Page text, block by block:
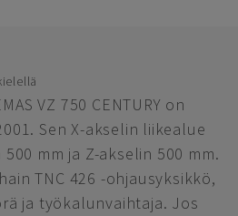
VZ 750 CENTURY on
Sen X-akselin liikealue
mm ja Z-akselin 500 mm.
TNC 426 -ohjausyksikkö,
ja työkalunvaihtaja. Jos